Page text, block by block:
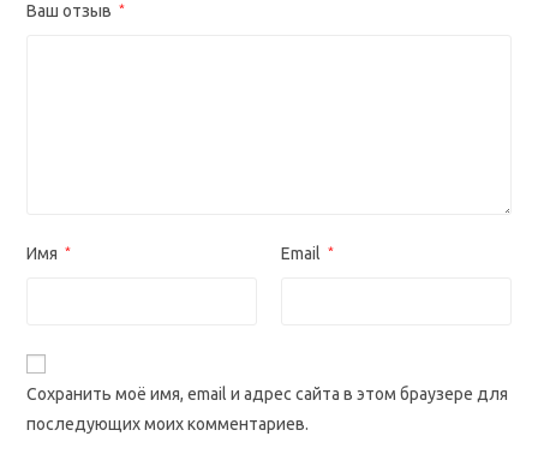
Ваш отзыв *
Имя * Email *
Сохранить моё имя, email и адрес сайта в этом браузере для
последующих моих комментариев.